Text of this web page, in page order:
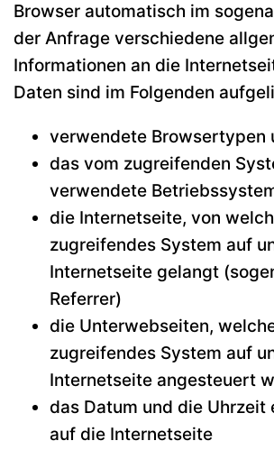
Browser automatisch im
der Anfrage verschiedene
Informationen an die
Daten sind im Folgenden
verwendete Browsertypen
das vom zugreifenden
verwendete
die Internetseite, von
zugreifendes System auf
Internetseite gelangt
Referrer)
die Unterwebseiten,
zugreifendes System auf
Internetseite angesteuert
das Datum und die Uhrzeit
auf die Internetseite